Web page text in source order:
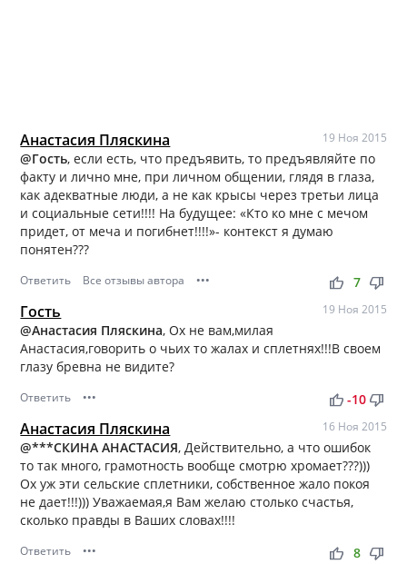
Анастасия Пляскина 19 Ноя 2015
@Гость, если есть, что предъявить, то предъявляйте по
факту и лично мне, при личном общении, глядя в глаза,
как адекватные люди, а не как крысы через третьи лица
и социальные сети!!!! На будущее: «Кто ко мне с мечом
придет, от меча и погибнет!!!!»- контекст я думаю
понятен???
Ответить Все отзывы автора ••• thumb_up thumb_down
7
Гость 19 Ноя 2015
@Анастасия Пляскина, Ох не вам,милая
Анастасия,говорить о чьих то жалах и сплетнях!!!В своем
глазу бревна не видите?
Ответить ••• thumb_up thumb_down
-10
Анастасия Пляскина 16 Ноя 2015
@***СКИНА АНАСТАСИЯ, Действительно, а что ошибок
то так много, грамотность вообще смотрю хромает???)))
Ох уж эти сельские сплетники, собственное жало покоя
не дает!!!))) Уважаемая,я Вам желаю столько счастья,
сколько правды в Ваших словах!!!!
Ответить ••• thumb_up thumb_down
8